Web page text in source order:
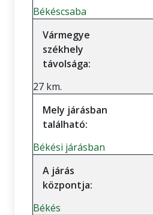
Békéscsaba
Vármegye
székhely
távolsága:
27 km.
Mely járásban
található:
Békési járásban
A járás
központja:
Békés